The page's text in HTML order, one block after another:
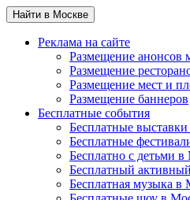
Найти в Москве
Реклама на сайте
Размещение анонсов
Размещение
Размещение мест и
Размещение баннеров
Бесплатные события
Бесплатные
Бесплатные
Бесплатно с детьми
Бесплатный
Бесплатная музыка в